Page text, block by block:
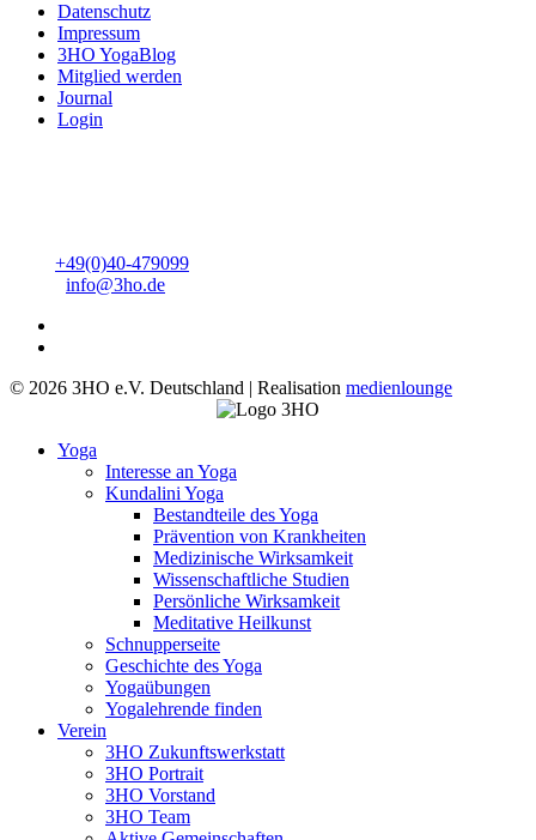
Datenschutz
Impressum
3HO YogaBlog
Mitglied werden
Journal
Login
+49(0)40-479099
info@3ho.de
© 2026 3HO e.V. Deutschland | Realisation medienlounge
Yoga
Interesse an Yoga
Kundalini Yoga
Bestandteile des Yoga
Prävention von Krankheiten
Medizinische Wirksamkeit
Wissenschaftliche Studien
Persönliche Wirksamkeit
Meditative Heilkunst
Schnupperseite
Geschichte des Yoga
Yogaübungen
Yogalehrende finden
Verein
3HO Zukunftswerkstatt
3HO Portrait
3HO Vorstand
3HO Team